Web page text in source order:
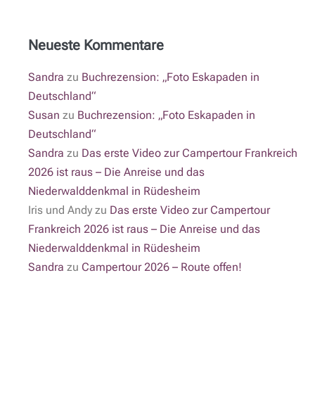
Neueste Kommentare
Sandra zu Buchrezension: „Foto Eskapaden in
Deutschland“
Susan zu Buchrezension: „Foto Eskapaden in
Deutschland“
Sandra zu Das erste Video zur Campertour Frankreich
2026 ist raus – Die Anreise und das
Niederwalddenkmal in Rüdesheim
Iris und Andy zu Das erste Video zur Campertour
Frankreich 2026 ist raus – Die Anreise und das
Niederwalddenkmal in Rüdesheim
Sandra zu Campertour 2026 – Route offen!